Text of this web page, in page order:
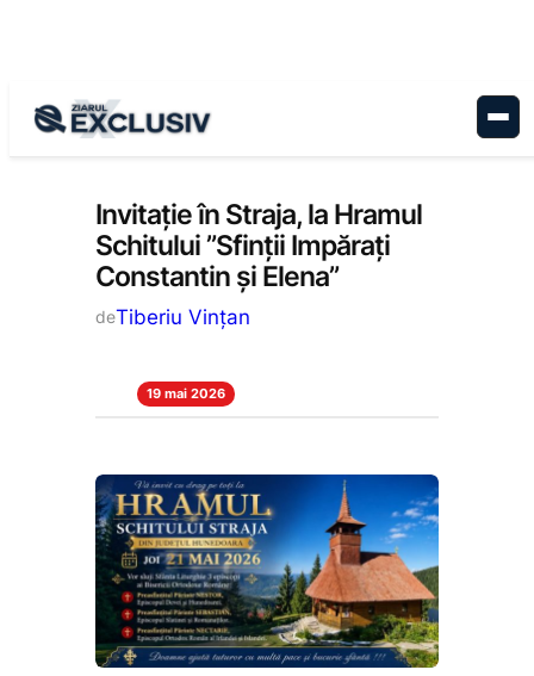
Stiri la zi
Invitație în Straja, la Hramul
Schitului ”Sfinții Impărați
Constantin și Elena”
deTiberiu Vințan
19 mai 2026